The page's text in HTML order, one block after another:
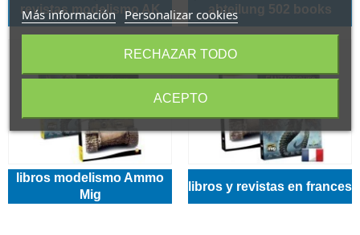
revistas modelismo AK abteilung 502 books
libros modelismo Ammo
Mig
libros y revistas en frances
Más información Personalizar cookies
RECHAZAR TODO
ACEPTO